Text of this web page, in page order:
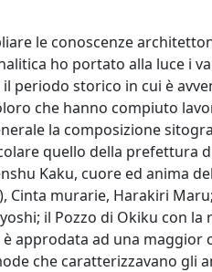
le conoscenze
ho portato alla luce i
periodo storico in cui è
che hanno compiuto
la composizione
quello della prefettura
Kaku, cuore ed anima
Cinta murarie, Harakiri
il Pozzo di Okiku con
approdata ad una maggior
che caratterizzavano gli